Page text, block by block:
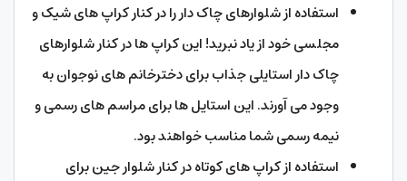
استفاده از شلوارهای چاک دار را در کنار کراپ های شیک و
مجلسی خود از یاد نبرید! این کراپ ها در کنار شلوارهای
چاک دار استایلی جذاب برای دخترخانم های نوجوان به
وجود می آورند. این استایل ها برای مراسم های رسمی و
نیمه رسمی شما مناسب خواهند بود.
استفاده از کراپ های کوتاه در کنار شلوار جین برای